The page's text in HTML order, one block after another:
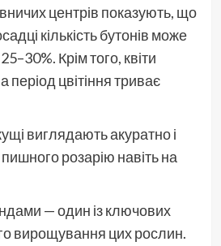
центрів показують, що
кількість бутонів може
Крім того, квіти
цвітіння триває
виглядають акуратно і
розарію навіть на
— один із ключових
вирощування цих рослин.